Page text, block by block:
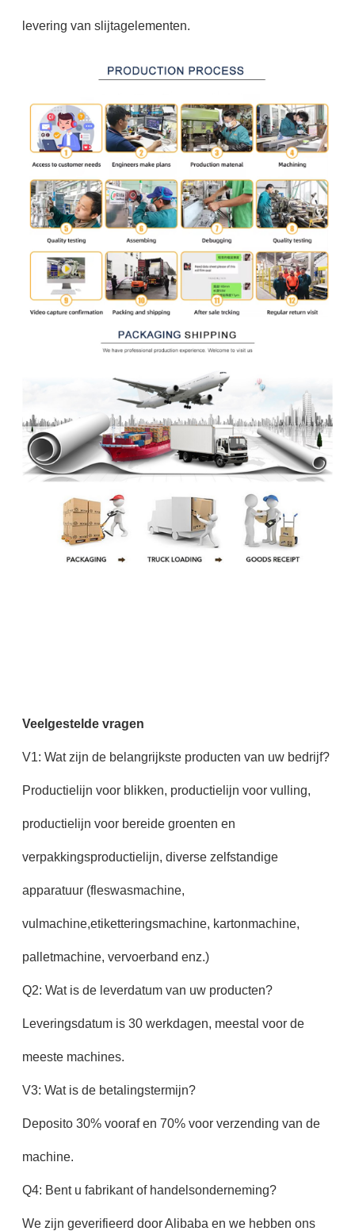
levering van slijtagelementen.
Veelgestelde vragen
V1: Wat zijn de belangrijkste producten van uw bedrijf?
Productielijn voor blikken, productielijn voor vulling,
productielijn voor bereide groenten en
verpakkingsproductielijn, diverse zelfstandige
apparatuur (fleswasmachine,
vulmachine,etiketteringsmachine, kartonmachine,
palletmachine, vervoerband enz.)
Q2: Wat is de leverdatum van uw producten?
Leveringsdatum is 30 werkdagen, meestal voor de
meeste machines.
V3: Wat is de betalingstermijn?
Deposito 30% vooraf en 70% voor verzending van de
machine.
Q4: Bent u fabrikant of handelsonderneming?
We zijn geverifieerd door Alibaba en we hebben ons